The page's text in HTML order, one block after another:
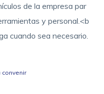
de la empresa par
y personal.<b
cuando sea necesario.
convenir